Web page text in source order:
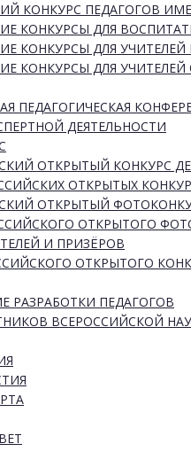
КОНКУРС ПЕДАГОГОВ
КОНКУРСЫ ДЛЯ
КОНКУРСЫ ДЛЯ
КОНКУРСЫ ДЛЯ
ПЕДАГОГИЧЕСКАЯ
ДЕЯТЕЛЬНОСТИ
ОТКРЫТЫЙ КОНКУРС
ОТКРЫТЫХ
ОТКРЫТЫЙ
ОТКРЫТОГО
И ПРИЗЁРОВ
ОТКРЫТОГО
РАЗРАБОТКИ ПЕДАГОГОВ
ВСЕРОССИЙСКОЙ